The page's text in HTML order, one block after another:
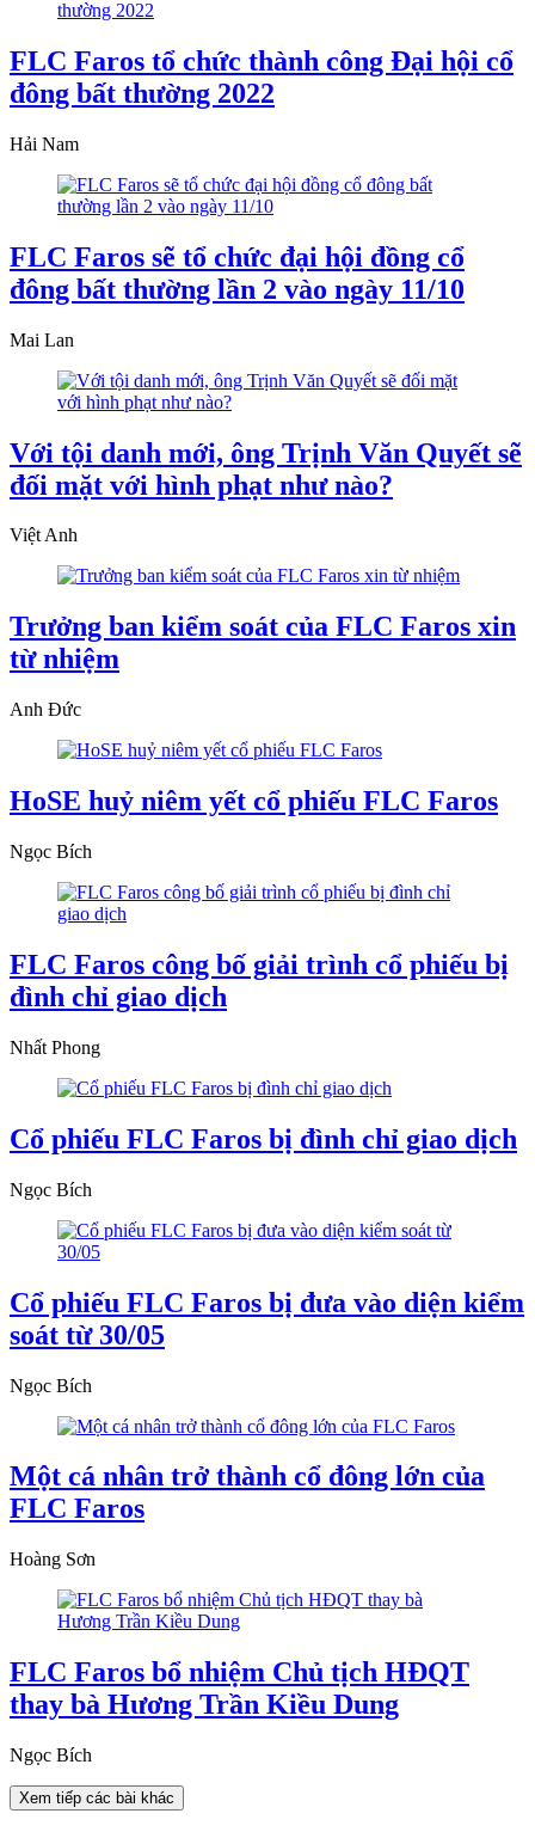
FLC Faros tổ chức thành công Đại hội cổ
đông bất thường 2022
Hải Nam
FLC Faros sẽ tổ chức đại hội đồng cổ
đông bất thường lần 2 vào ngày 11/10
Mai Lan
Với tội danh mới, ông Trịnh Văn Quyết sẽ
đối mặt với hình phạt như nào?
Việt Anh
Trưởng ban kiểm soát của FLC Faros xin
từ nhiệm
Anh Đức
HoSE huỷ niêm yết cổ phiếu FLC Faros
Ngọc Bích
FLC Faros công bố giải trình cổ phiếu bị
đình chỉ giao dịch
Nhất Phong
Cổ phiếu FLC Faros bị đình chỉ giao dịch
Ngọc Bích
Cổ phiếu FLC Faros bị đưa vào diện kiểm
soát từ 30/05
Ngọc Bích
Một cá nhân trở thành cổ đông lớn của
FLC Faros
Hoàng Sơn
FLC Faros bổ nhiệm Chủ tịch HĐQT
thay bà Hương Trần Kiều Dung
Ngọc Bích
Xem tiếp các bài khác